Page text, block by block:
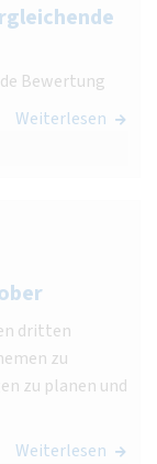
Bewertung
Weiterlesen
dritten
zu
zu planen und
Weiterlesen